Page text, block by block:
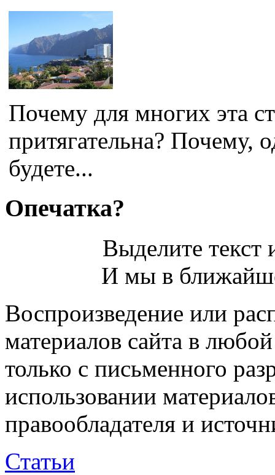
Почему для многих эта
притягательна? Почему,
будете...
Опечатка?
Выделите
И мы в
Воспроизведение или
материалов сайта в
только с письменного
использовании
правообладателя и
Статьи